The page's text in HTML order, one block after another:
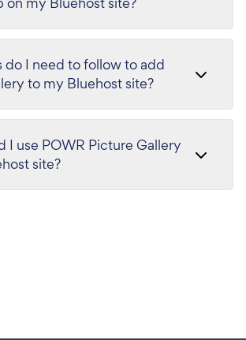
do I need to follow to add
to my Bluehost site?
I use POWR Picture Gallery
site?